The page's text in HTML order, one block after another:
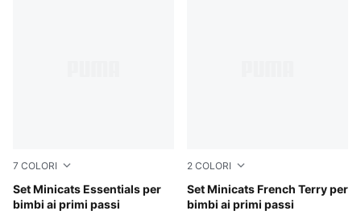
7 COLORI
Set Minicats Essentials per
bimbi ai primi passi
Puma Black
2 COLORI
Set Minicats French Terry per
bimbi ai primi passi
Seafoam